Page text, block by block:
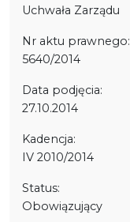
Uchwała Zarządu
Nr aktu prawnego:
5640/2014
Data podjęcia:
27.10.2014
Kadencja:
IV 2010/2014
Status:
Obowiązujący